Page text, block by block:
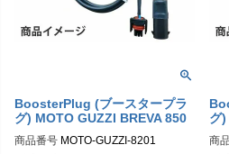
BoosterPlug (ブースタープラ
グ) MOTO GUZZI BREVA 850
商品番号 MOTO-GUZZI-8201
グ
商